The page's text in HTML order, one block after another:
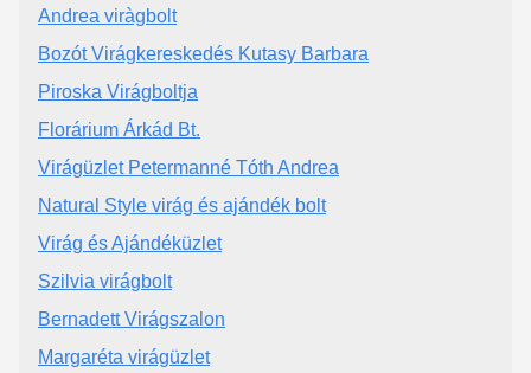
Andrea viràgbolt
Bozót Virágkereskedés Kutasy Barbara
Piroska Virágboltja
Florárium Árkád Bt.
Virágüzlet Petermanné Tóth Andrea
Natural Style virág és ajándék bolt
Virág és Ajándéküzlet
Szilvia virágbolt
Bernadett Virágszalon
Margaréta virágüzlet